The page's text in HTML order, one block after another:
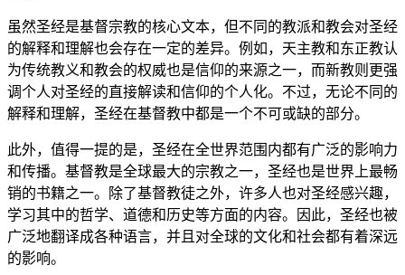
虽然圣经是基督宗教的核心文本，但不同的教派和教会对圣经
的解释和理解也会存在一定的差异。例如，天主教和东正教认
为传统教义和教会的权威也是信仰的来源之一，而新教则更强
调个人对圣经的直接解读和信仰的个人化。不过，无论不同的
解释和理解，圣经在基督教中都是一个不可或缺的部分。
此外，值得一提的是，圣经在全世界范围内都有广泛的影响力
和传播。基督教是全球最大的宗教之一，圣经也是世界上最畅
销的书籍之一。除了基督教徒之外，许多人也对圣经感兴趣，
学习其中的哲学、道德和历史等方面的内容。因此，圣经也被
广泛地翻译成各种语言，并且对全球的文化和社会都有着深远
的影响。